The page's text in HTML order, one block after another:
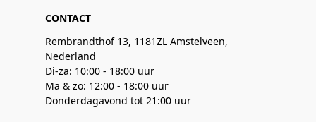
CONTACT
Rembrandthof 13, 1181ZL Amstelveen,
Nederland
Di-za: 10:00 - 18:00 uur
Ma & zo: 12:00 - 18:00 uur
Donderdagavond tot 21:00 uur